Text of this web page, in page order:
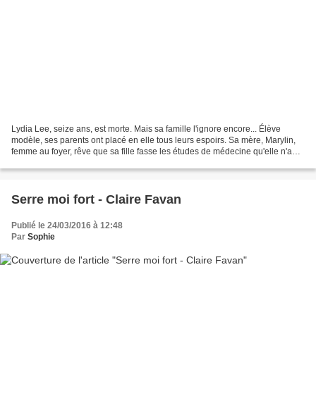
Lydia Lee, seize ans, est morte. Mais sa famille l'ignore encore... Élève
modèle, ses parents ont placé en elle tous leurs espoirs. Sa mère, Marylin,
femme au foyer, rêve que sa fille fasse les études de médecine qu'elle n'a
Serre moi fort - Claire Favan
Publié le 24/03/2016 à 12:48
Par Sophie